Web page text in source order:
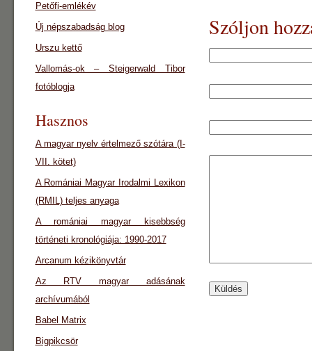
Szóljon
Petőfi-emlékév
Új népszabadság blog
Urszu kettő
Vallomás-ok – Steigerwald Tibor
fotóblogja
Hasznos
A magyar nyelv értelmező szótára (I-
VII. kötet)
A Romániai Magyar Irodalmi Lexikon
(RMIL) teljes anyaga
A romániai magyar kisebbség
történeti kronológiája: 1990-2017
Arcanum kézikönyvtár
Az RTV magyar adásának
archívumából
Babel Matrix
Bigpikcsör